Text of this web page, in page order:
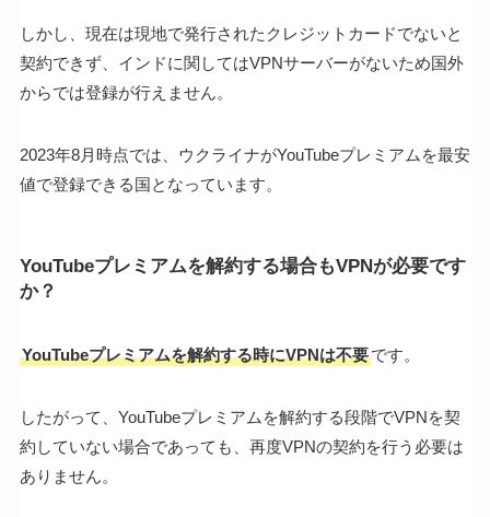
しかし、現在は現地で発行されたクレジットカードでないと
契約できず、インドに関してはVPNサーバーがないため国外
からでは登録が行えません。
2023年8月時点では、ウクライナがYouTubeプレミアムを最安
値で登録できる国となっています。
YouTubeプレミアムを解約する場合もVPNが必要です
か？
YouTubeプレミアムを解約する時にVPNは不要です。
したがって、YouTubeプレミアムを解約する段階でVPNを契
約していない場合であっても、再度VPNの契約を行う必要は
ありません。